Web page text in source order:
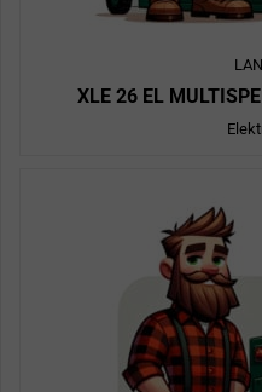
XLE 26 EL